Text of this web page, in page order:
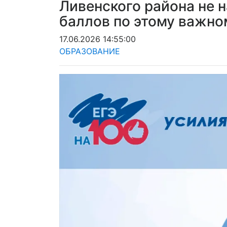
Ливенского района не
баллов по этому
17.06.2026 14:55:00
ОБРАЗОВАНИЕ